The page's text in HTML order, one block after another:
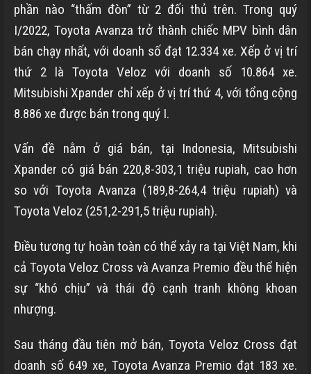
phần nào “thấm đòn” từ 2 đối thủ trên. Trong quý
I/2022, Toyota Avanza trở thành chiếc MPV bình dân
bán chạy nhất, với doanh số đạt 12.334 xe. Xếp ở vị trí
thứ 2 là Toyota Veloz với doanh số 10.864 xe.
Mitsubishi Xpander chỉ xếp ở vị trí thứ 4, với tổng cộng
8.886 xe được bán trong quý I.
Vấn đề nằm ở giá bán, tại Indonesia, Mitsubishi
Xpander có giá bán 220,8-303,1 triệu rupiah, cao hơn
so với Toyota Avanza (189,8-264,4 triệu rupiah) và
Toyota Veloz (251,2-291,5 triệu rupiah).
Điều tương tự hoàn toàn có thể xảy ra tại Việt Nam, khi
cả Toyota Veloz Cross và Avanza Premio đều thể hiện
sự “khó chịu” và thái độ cạnh tranh không khoan
nhượng.
Sau tháng đầu tiên mở bán, Toyota Veloz Cross đạt
doanh số 649 xe, Toyota Avanza Premio đạt 183 xe.